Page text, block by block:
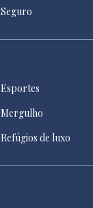
Seguro
Esportes
Mergulho
Refúgios de luxo